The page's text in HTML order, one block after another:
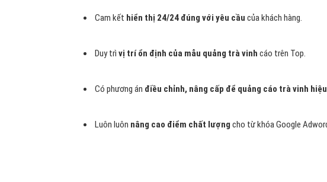
Cam kết hiển thị 24/24 đúng với yêu cầu của khách hàng.
Duy trì vị trí ổn định của mẫu quảng trà vinh cáo trên Top.
Có phương án điều chỉnh, nâng cấp để quảng cáo trà vinh
Luôn luôn nâng cao điểm chất lượng cho từ khóa Google